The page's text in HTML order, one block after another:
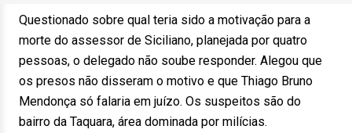
Questionado sobre qual teria sido a motivação para a
morte do assessor de Siciliano, planejada por quatro
pessoas, o delegado não soube responder. Alegou que
os presos não disseram o motivo e que Thiago Bruno
Mendonça só falaria em juízo. Os suspeitos são do
bairro da Taquara, área dominada por milícias.